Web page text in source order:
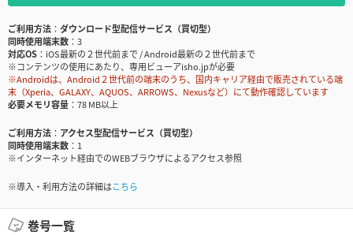
ご利用方法
ダウンロード型配信サービス（買切型）
同時使用端末数
3
対応OS
iOS最新の２世代前まで / Android最新の２世代前まで
※コンテンツの使用にあたり、専用ビューアisho.jpが必要
※Androidは、Android２世代前の端末のうち、国内キャリア経由で販売されている端
末（Xperia、GALAXY、AQUOS、ARROWS、Nexusなど）にて動作確認しています
必要メモリ容量
78 MB以上
ご利用方法
アクセス型配信サービス（買切型）
同時使用端末数
1
※インターネット経由でのWEBブラウザによるアクセス参照
※導入・利用方法の詳細はこちら
巻号一覧